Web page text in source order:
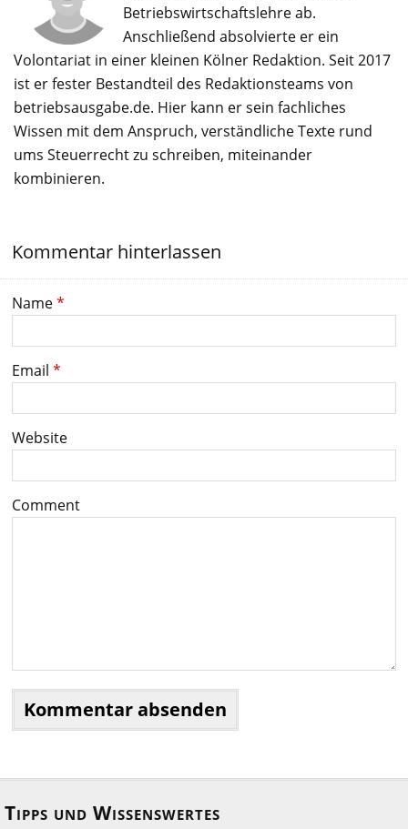
Betriebswirtschaftslehre ab.
Anschließend absolvierte er ein
Volontariat in einer kleinen Kölner Redaktion. Seit 2017
ist er fester Bestandteil des Redaktionsteams von
betriebsausgabe.de. Hier kann er sein fachliches
Wissen mit dem Anspruch, verständliche Texte rund
ums Steuerrecht zu schreiben, miteinander
kombinieren.
Kommentar hinterlassen
Name*
Email *
Website
Comment
Tipps und Wissenswertes